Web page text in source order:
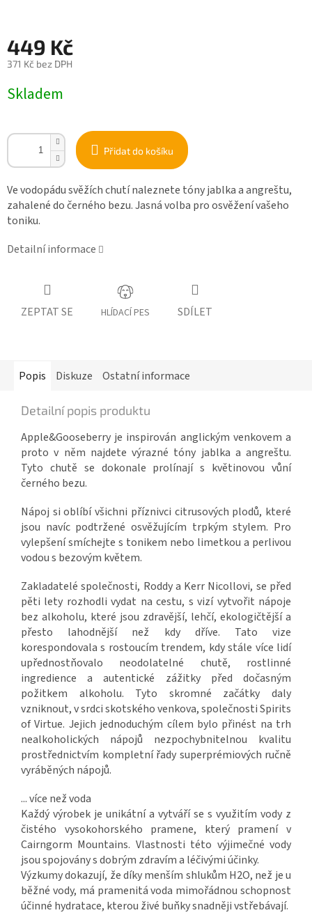
449 Kč
371 Kč bez DPH
cena:
Skladem
Přidat do košíku
Ve vodopádu svěžích chutí naleznete tóny jablka a angreštu,
zahalené do černého bezu. Jasná volba pro osvěžení vašeho
toniku.
Detailní informace
ZEPTAT SE HLÍDACÍ PES SDÍLET
Popis Diskuze Ostatní informace
Detailní popis produktu
Apple&Gooseberry je inspirován anglickým venkovem a
proto v něm najdete výrazné tóny jablka a angreštu.
Tyto chutě se dokonale prolínají s květinovou vůní
černého bezu.
Nápoj si oblíbí všichni příznivci citrusových plodů, které
jsou navíc podtržené osvěžujícím trpkým stylem. Pro
vylepšení smíchejte s tonikem nebo limetkou a perlivou
vodou s bezovým květem.
Zakladatelé společnosti, Roddy a Kerr Nicollovi, se před
pěti lety rozhodli vydat na cestu, s vizí vytvořit nápoje
bez alkoholu, které jsou zdravější, lehčí, ekologičtější a
přesto lahodnější než kdy dříve. Tato vize
korespondovala s rostoucím trendem, kdy stále více lidí
upřednostňovalo neodolatelné chutě, rostlinné
ingredience a autentické zážitky před dočasným
požitkem alkoholu. Tyto skromné začátky daly
vzniknout, v srdci skotského venkova, společnosti Spirits
of Virtue. Jejich jednoduchým cílem bylo přinést na trh
nealkoholických nápojů nezpochybnitelnou kvalitu
prostřednictvím kompletní řady superprémiových ručně
vyráběných nápojů.
... více než voda
Každý výrobek je unikátní a vytváří se s využitím vody z
čistého vysokohorského pramene, který pramení v
Cairngorm Mountains. Vlastnosti této výjimečné vody
jsou spojovány s dobrým zdravím a léčivými účinky.
Výzkumy dokazují, že díky menším shlukům H2O, než je u
běžné vody, má pramenitá voda mimořádnou schopnost
účinné hydratace, kterou živé buňky snadněji vstřebávají.